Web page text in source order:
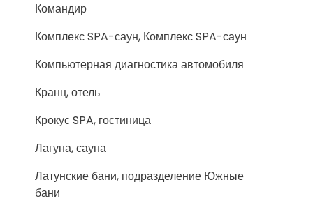
Командир
Комплекс SPA-саун, Комплекс SPA-саун
Компьютерная диагностика автомобиля
Кранц, отель
Крокус SPA, гостиница
Лагуна, сауна
Латунские бани, подразделение Южные
бани